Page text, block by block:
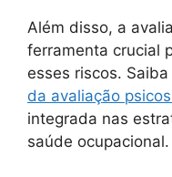
Além disso, a
ferramenta crucial
esses riscos.
da avaliação
integrada nas
saúde ocupacional.